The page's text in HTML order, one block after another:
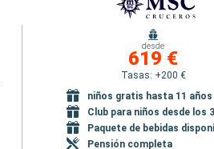
desde
619 €
Tasas: +200 €
niños gratis hasta 11 años
Club para niños desde los
Paquete de bebidas
Pensión completa